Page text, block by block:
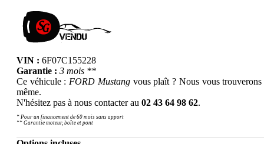
VIN : 6F07C155228
Garantie : 3 mois **
Ce véhicule : FORD Mustangvous plaît ? Nous vous trouverons
même.
N'hésitez pas à nous contacter au 02 43 64 98 62.
* Pour un financement de 60 mois sans apport
** Garantie moteur, boîte et pont